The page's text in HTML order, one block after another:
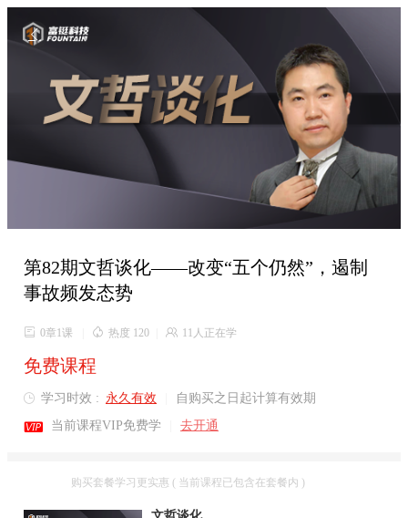

第82期文哲谈化——改变“五个仍然”，遏制
事故频发态势
 0章1课  热度 120  11人正在学
免费课程
 学习时效 : 永久有效 自购买之日起计算有效期
 当前课程VIP免费学 去开通
购买套餐学习更实惠 ( 当前课程已包含在套餐内 )